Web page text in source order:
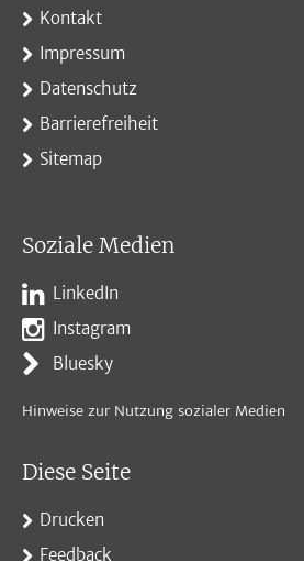
Kontakt
Impressum
Datenschutz
Barrierefreiheit
Sitemap
Soziale Medien
LinkedIn
Instagram
Bluesky
Hinweise zur Nutzung sozialer Medien
Diese Seite
Drucken
Feedback